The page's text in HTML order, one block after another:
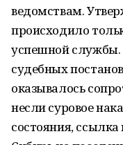
ведомствам.
происходило
успешной службы.
судебных
оказывалось
несли суровое
состояния,